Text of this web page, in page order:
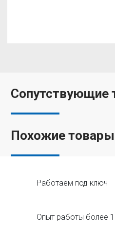
Сопутствующие
Похожие товары
Работаем под ключ
Опыт работы более